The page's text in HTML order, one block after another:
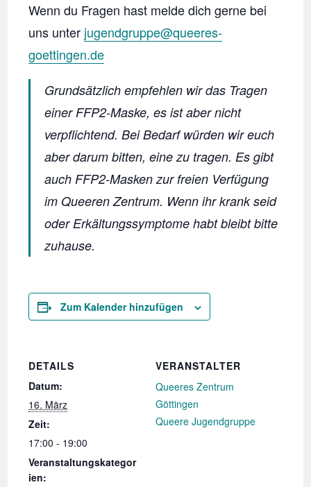
Wenn du Fragen hast melde dich gerne bei
uns unter jugendgruppe@queeres-
goettingen.de
Grundsätzlich empfehlen wir das Tragen
einer FFP2-Maske, es ist aber nicht
verpflichtend. Bei Bedarf würden wir euch
aber darum bitten, eine zu tragen. Es gibt
auch FFP2-Masken zur freien Verfügung
im Queeren Zentrum. Wenn ihr krank seid
oder Erkältungssymptome habt bleibt bitte
zuhause.
Zum Kalender hinzufügen
DETAILS
Datum:
16. März
Zeit:
17:00 - 19:00
Veranstaltungskategor
ien:
VERANSTALTER
Queeres Zentrum
Göttingen
Queere Jugendgruppe